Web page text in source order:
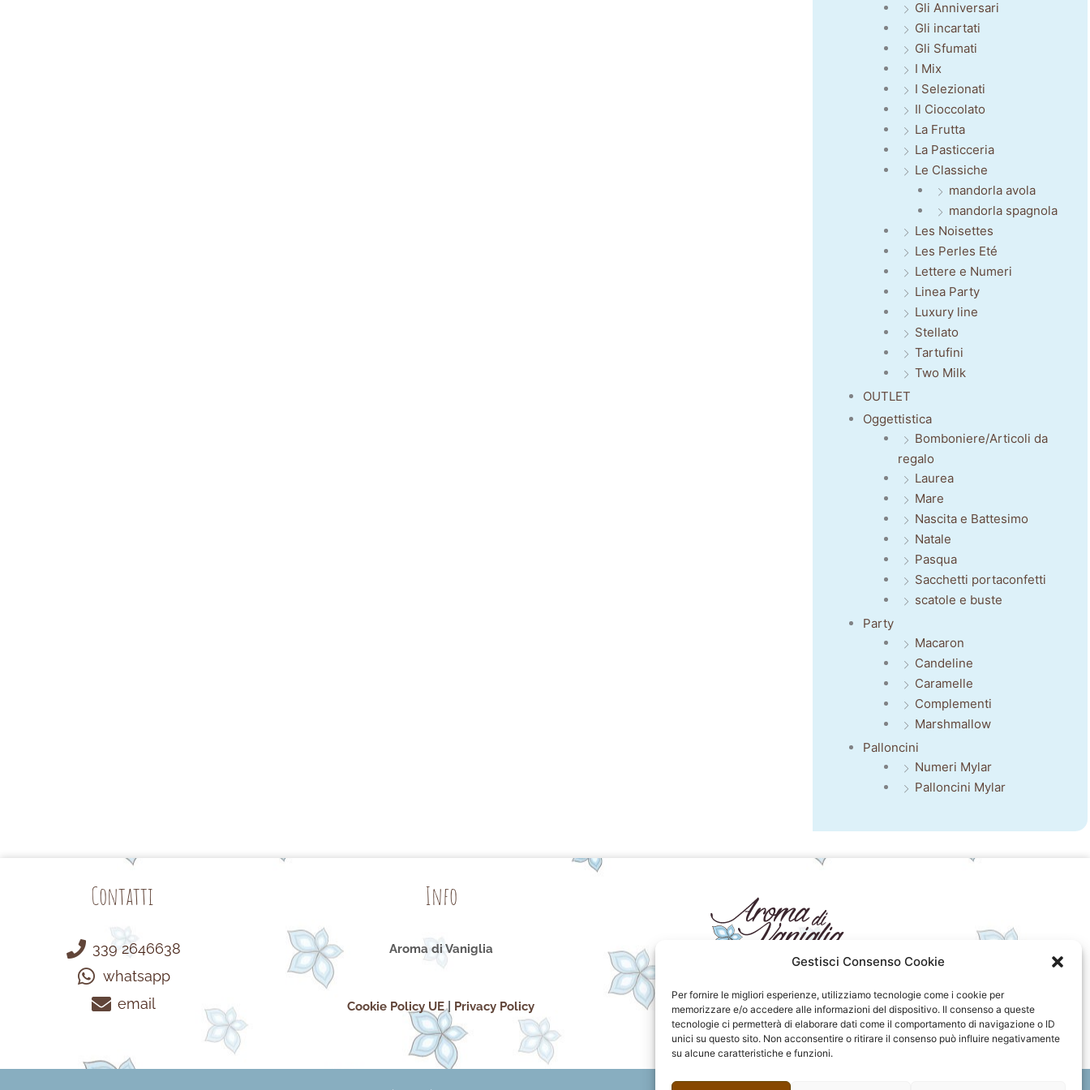
Gestisci Consenso Cookie
Per fornire le migliori esperienze, utilizziamo tecnologie come i cookie per
memorizzare e/o accedere alle informazioni del dispositivo. Il consenso a queste
tecnologie ci permetterà di elaborare dati come il comportamento di navigazione o ID
unici su questo sito. Non acconsentire o ritirare il consenso può influire negativamente
su alcune caratteristiche e funzioni.
Gli Anniversari
Gli incartati
Gli Sfumati
I Mix
I Selezionati
Il Cioccolato
La Frutta
La Pasticceria
Le Classiche
mandorla avola
mandorla spagnola
Les Noisettes
Les Perles Eté
Lettere e Numeri
Linea Party
Luxury line
Stellato
Tartufini
Two Milk
OUTLET
Oggettistica
Bomboniere/Articoli da
regalo
Laurea
Mare
Nascita e Battesimo
Natale
Pasqua
Sacchetti portaconfetti
scatole e buste
Party
Macaron
Candeline
Caramelle
Complementi
Marshmallow
Palloncini
Numeri Mylar
Palloncini Mylar
Contatti
339 2646638
whatsapp
email
Info
Aroma di Vaniglia
Cookie Policy UE| Privacy Policy
F
a
c
e
I
n
s
t
P
i
n
t
F
l
i
c